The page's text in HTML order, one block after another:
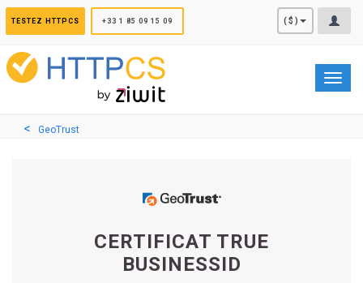
TESTEZ HTTPCS +33 1 85 09 15 09 ($)
GeoTrust
CERTIFICAT TRUE
BUSINESSID
Panneau de gestion des cookies